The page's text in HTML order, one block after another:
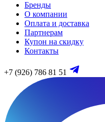
Бренды
О компании
Оплата и доставка
Партнерам
Купон на скидку
Контакты
+7 (926) 786 81 51